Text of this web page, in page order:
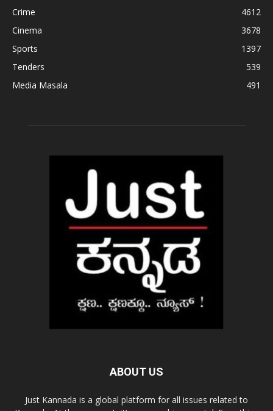
Crime
4612
Cinema
3678
Sports
1397
Tenders
539
Media Masala
491
ABOUT US
Just Kannada is a global platform for all issues related to